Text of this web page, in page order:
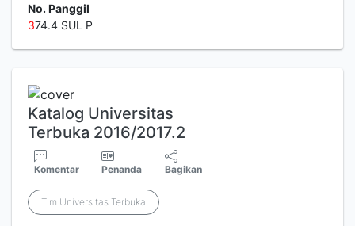
No. Panggil
374.4 SUL P
Katalog Universitas
Terbuka 2016/2017.2
Komentar Penanda Bagikan
Tim Universitas Terbuka